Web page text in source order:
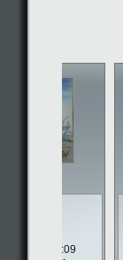
2024 09:09